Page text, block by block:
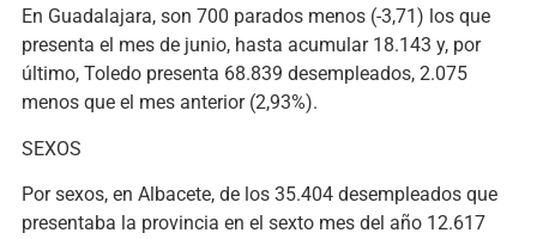
En Guadalajara, son 700 parados menos (-3,71) los que
presenta el mes de junio, hasta acumular 18.143 y, por
último, Toledo presenta 68.839 desempleados, 2.075
menos que el mes anterior (2,93%).
SEXOS
Por sexos, en Albacete, de los 35.404 desempleados que
presentaba la provincia en el sexto mes del año 12.617